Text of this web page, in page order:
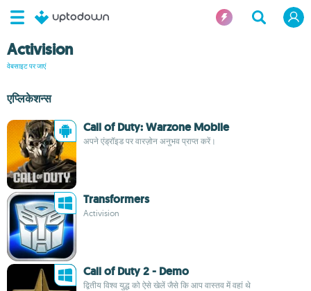
Activision
वेबसाइट पर जाएं
एप्लिकेशन्स
Call of Duty: Warzone Mobile
अपने एंड्रॉइड पर वारज़ोन अनुभव प्राप्त करें।
Transformers
Activision
Call of Duty 2 - Demo
द्वितीय विश्व युद्ध को ऐसे खेलें जैसे कि आप वास्तव में वहां थे